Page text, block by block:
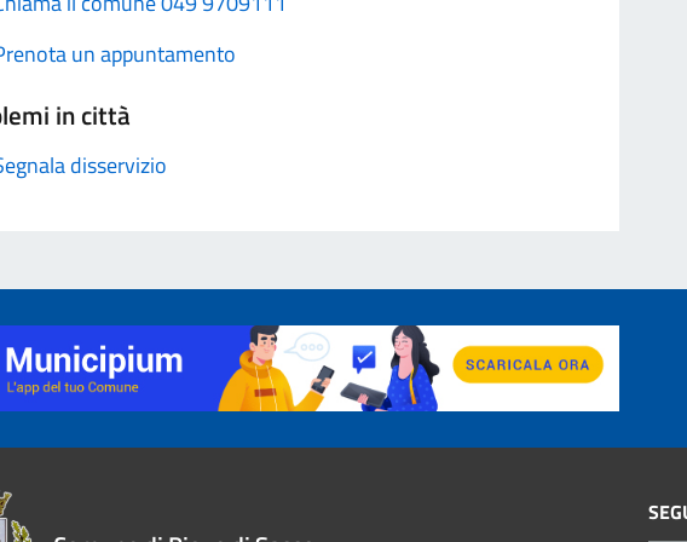
un appuntamento
in città
disservizio